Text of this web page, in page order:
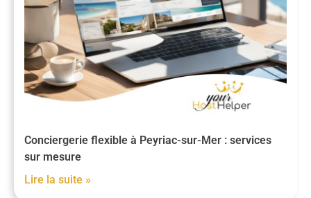
Conciergerie flexible à Peyriac-sur-Mer : services
sur mesure
Lire la suite »